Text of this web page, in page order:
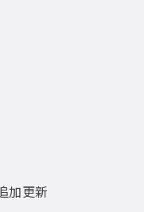
加更新